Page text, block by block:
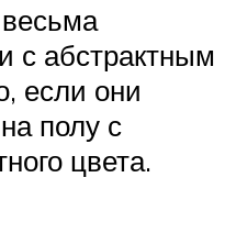
абстрактным
если они
полу с
цвета.